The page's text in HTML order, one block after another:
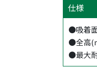
仕様
●吸着
●全高
●最大